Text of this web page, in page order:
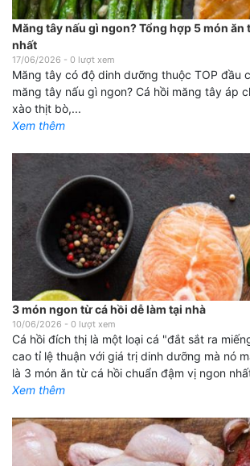
Măng tây nấu gì ngon? Tổng hợp 5 món ăn
nhất
17/06/2026 - 0 lượt xem
Măng tây có độ dinh dưỡng thuộc TOP đầu
măng tây nấu gì ngon? Cá hồi măng tây áp
xào thịt bò,...
Xem thêm
3 món ngon từ cá hồi dễ làm tại nhà
10/06/2026 - 0 lượt xem
Cá hồi đích thị là một loại cá "đắt sắt ra
cao tỉ lệ thuận với giá trị dinh dưỡng mà nó
là 3 món ăn từ cá hồi chuẩn đậm vị ngon
Xem thêm